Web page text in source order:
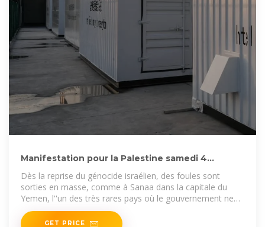
Manifestation pour la Palestine samedi 4
Dès la reprise du génocide israélien, des foules sont
sorties en masse, comme à Sanaa dans la capitale du
Yemen, l''un des très rares pays où le gouvernement ne
se contente
GET PRICE